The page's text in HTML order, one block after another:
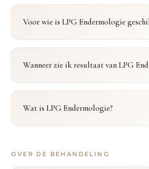
Voor wie is LPG Endermologie
Wanneer zie ik resultaat van LPG
Wat is LPG Endermologie?
OVER DE BEHANDELING